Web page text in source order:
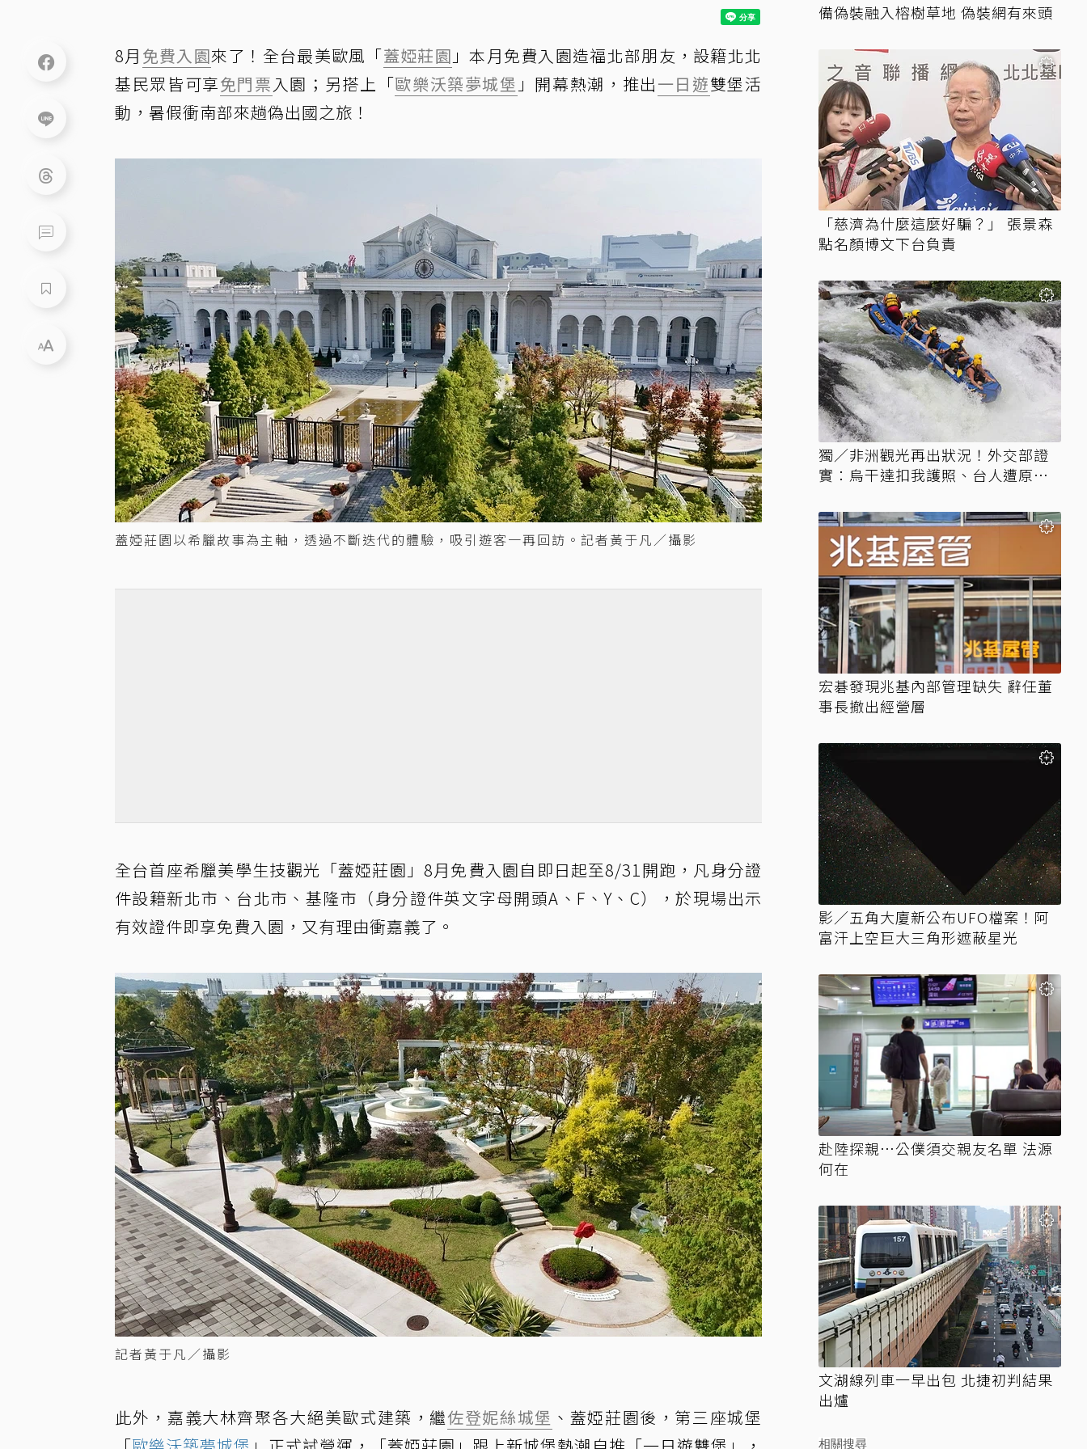
8月 免費入園來了！全台最美歐風「蓋婭莊園 」本月免費入園造福北部朋友，設籍北北
基民眾皆可享免門票入園；另搭上「歐樂沃築夢城堡 」開幕熱潮，推出一日遊雙堡活
動，暑假衝南部來趟偽出國之旅！
蓋婭莊園以希臘故事為主軸，透過不斷迭代的體驗，吸引遊客一再回訪。記者黃于凡／攝影
全台首座希臘美學生技觀光「蓋婭莊園」8月免費入園自即日起至8/31開跑，凡身分證
件設籍新北市、台北市、基隆市（身分證件英文字母開頭A、F、Y、C），於現場出示
有效證件即享免費入園，又有理由衝嘉義了。
記者黃于凡／攝影
此外，嘉義大林齊聚各大絕美歐式建築，繼佐登妮絲城堡 、蓋婭莊園後，第三座城堡
備偽裝融入榕樹草地 偽裝網有來頭
「慈濟為什麼這麼好騙？」 張景森
點名顏博文下台負責
獨／非洲觀光再出狀況！外交部證
實：烏干達扣我護照、台人遭原機
宏碁發現兆基內部管理缺失 辭任董
事長撤出經營層
影／五角大廈新公布UFO檔案！阿
富汗上空巨大三角形遮蔽星光
赴陸探親…公僕須交親友名單 法源
何在
文湖線列車一早出包 北捷初判結果
出爐